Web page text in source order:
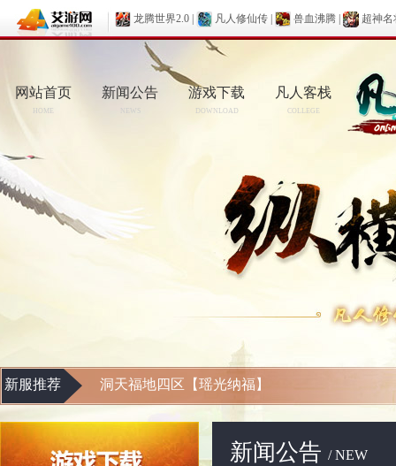
龙腾世界2.0 凡人修仙传 兽血沸腾 超神名
网站首页
HOME
新闻公告
NEWS
游戏下载
DOWNLOAD
凡人客栈
COLLEGE
新服推荐 洞天福地四区【瑶光纳福】
新闻公告 / NEW